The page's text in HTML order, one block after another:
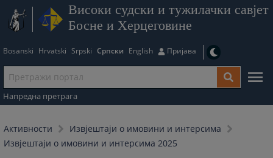
Високи судски и тужилачки савјет
Босне и Херцеговине
Bosanski Hrvatski Srpski Српски English Пријава
Напредна претрага
Активности
Извјештаји о имовини и интерсима
Извјештаји о имовини и интерсима 2025